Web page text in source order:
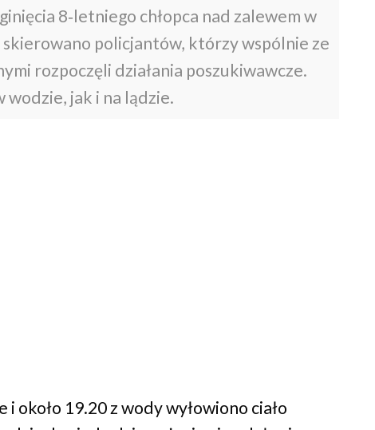
8‑letniego chłopca nad zalewem w
policjantów, którzy wspólnie ze
rozpoczęli działania poszukiwawcze.
wodzie, jak i na lądzie.
około 19.20 z wody wyłowiono ciało